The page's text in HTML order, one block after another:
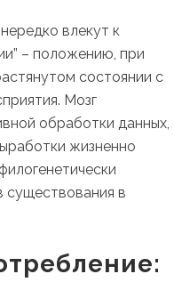
влекут к
– положению, при
состоянии с
Мозг
обработки данных,
жизненно
существования в